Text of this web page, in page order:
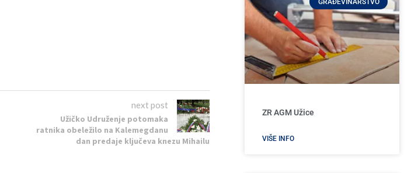
next post
Užičko Udruženje potomaka
ratnika obeležilo na Kalemegdanu
dan predaje ključeva knezu Mihailu
ZR AGM Užice
VIŠE INFO